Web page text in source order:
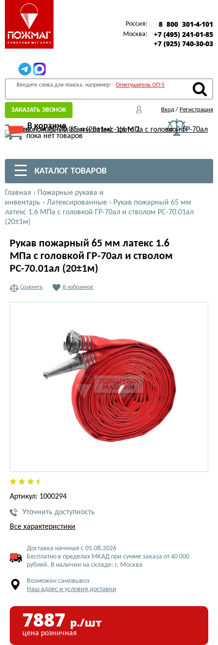
Россия: 8 800 301-4-101
Москва:
+7 (495) 241-01-85
+7 (925) 740-30-03
Введите слова для поиска, например: Огнетушитель ОП-5
ЗАКАЗАТЬ ЗВОНОК Вход / Регистрация
В корзине
пока нет товаров
КАТАЛОГ ТОВАРОВ
Главная ›
Пожарные рукава и
инвентарь › Латексированные › Рукав пожарный 65 мм
латекс 1.6 МПа с головкой ГР-70ал и стволом РС-70.01ал
(20±1м)
Рукав пожарный 65 мм латекс 1.6
МПа с головкой ГР-70ал и стволом
РС-70.01ал (20±1м)
Сравнить В избранное
Артикул: 1000294
Уточнить доступность
Все характеристики
Доставка начиная с 05.08.2026
Бесплатно в пределах МКАД при сумме заказа от 40 000
рублей. В наличии на складе: г. Москва
Возможен самовывоз
Наш адрес и условия доставки
7887 р./шт
цена розничная